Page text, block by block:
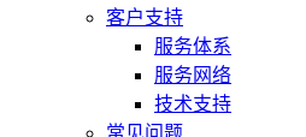
客户支持
服务体系
服务网络
技术支持
常见问题